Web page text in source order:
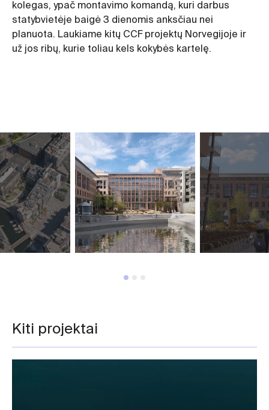
kolegas, ypač montavimo komandą, kuri darbus
statybvietėje baigė 3 dienomis anksčiau nei
planuota. Laukiame kitų CCF projektų Norvegijoje ir
už jos ribų, kurie toliau kels kokybės kartelę.
Kiti projektai